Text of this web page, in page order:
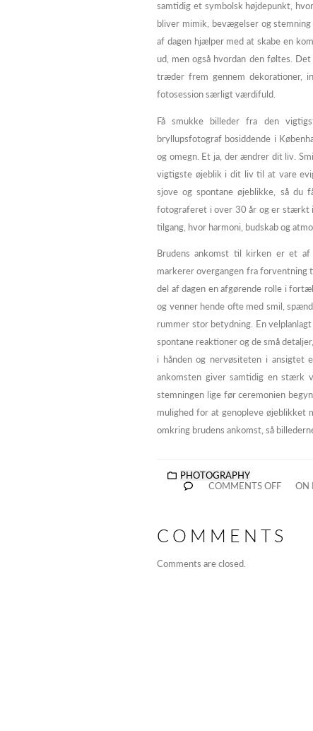
samtidig et symbolsk højdepunkt,
bliver mimik, bevægelser og
af dagen hjælper med at skabe en
ud, men også hvordan den føltes.
træder frem gennem dekorationer,
fotosession særligt værdifuld.
Få smukke billeder fra den
bryllupsfotograf bosiddende i
og omegn. Et ja, der ændrer dit liv.
vigtigste øjeblik i dit liv til at vare
sjove og spontane øjeblikke, så
fotograferet i over 30 år og er stærkt
tilgang, hvor harmoni, budskab og
Brudens ankomst til kirken er et af
markerer overgangen fra forventning
del af dagen en afgørende rolle i
og venner hende ofte med smil,
rummer stor betydning. En
spontane reaktioner og de små
i hånden og nervøsiteten i ansigtet
ankomsten giver samtidig en stærk
stemningen lige før ceremonien
mulighed for at genopleve
omkring brudens ankomst, så
PHOTOGRAPHY
COMMENTS OFF
ON
COMMENTS
Comments are closed.